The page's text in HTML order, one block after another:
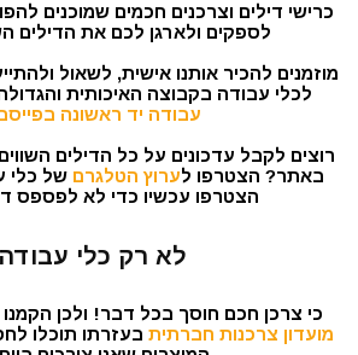
כרישי דילים וצרכנים חכמים שמוכנים
לספקים ולארגן לכם את הדילים
מוזמנים להכיר אותנו אישית, לשאול
לכלי עבודה בקבוצה האיכותית
עבודה יד ראשונה
רוצים לקבל עדכונים על כל הדילים
באתר? הצטרפו לערוץ הטלגרם של כלי
הצטרפו עכשיו כדי לא לפספס
לא רק כלי
כי צרכן חכם חוסך בכל דבר! ולכן
מועדון צרכנות חברתית בעזרתו תוכלו